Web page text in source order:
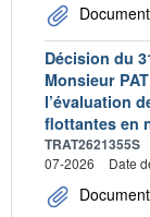
Décision du
Monsieur
l’évaluation
flottantes en
TRAT2621355S
07-2026
Date